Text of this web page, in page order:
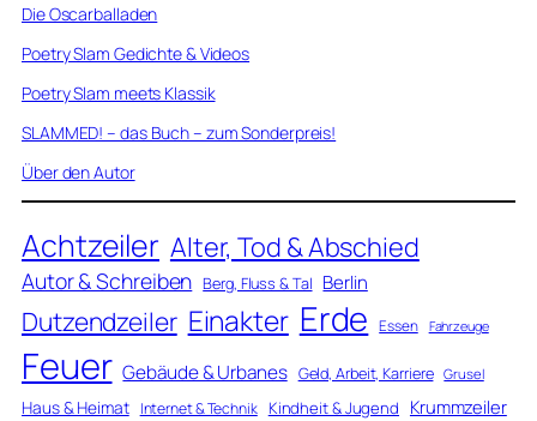
Die Oscarballaden
Poetry Slam Gedichte & Videos
Poetry Slam meets Klassik
SLAMMED! – das Buch – zum Sonderpreis!
Über den Autor
Achtzeiler Alter, Tod & Abschied
Autor & Schreiben Berg, Fluss & Tal Berlin
Dutzendzeiler Einakter Erde Essen Fahrzeuge
Feuer Gebäude & Urbanes Geld, Arbeit, Karriere Grusel
Haus & Heimat Internet & Technik Kindheit & Jugend Krummzeiler